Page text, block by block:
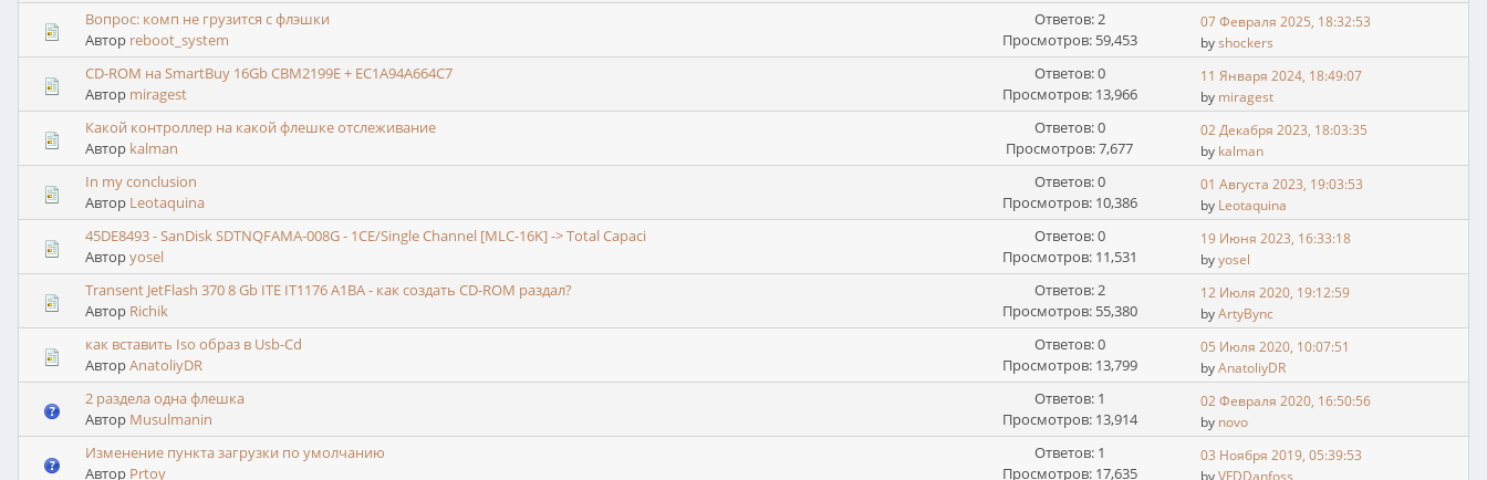
Вопрос: комп не грузится с флэшки
Автор reboot_system
Ответов: 2
Просмотров: 59,453
07 Февраля 2025, 18:32:53
byshockers
CD-ROM на SmartBuy 16Gb CBM2199E + EC1A94A664C7
Автор miragest
Ответов: 0
Просмотров: 13,966
11 Января 2024, 18:49:07
by miragest
Какой контроллер на какой флешке отслеживание
Автор kalman
Ответов: 0
Просмотров: 7,677
02 Декабря 2023, 18:03:35
by kalman
In my conclusion
Автор Leotaquina
Ответов: 0
Просмотров: 10,386
01 Августа 2023, 19:03:53
by Leotaquina
45DE8493 - SanDisk SDTNQFAMA-008G - 1CE/Single Channel [MLC-16K] -> Total Capaci
Авторyosel
Ответов: 0
Просмотров: 11,531
19 Июня 2023, 16:33:18
byyosel
Transent JetFlash 370 8 Gb ITE IT1176 A1BA - как создать CD-ROM раздал?
Автор Richik
Ответов: 2
Просмотров: 55,380
12 Июля 2020, 19:12:59
byArtyBync
как вставить Iso образ в Usb-Cd
АвторAnatoliyDR
Ответов: 0
Просмотров: 13,799
05 Июля 2020, 10:07:51
byAnatoliyDR
2 раздела одна флешка
Автор Musulmanin
Ответов: 1
Просмотров: 13,914
02 Февраля 2020, 16:50:56
by novo
Изменение пункта загрузки по умолчанию
Автор Prtoy
Ответов: 1
Просмотров: 17,635
03 Ноября 2019, 05:39:53
byVFDDanfoss